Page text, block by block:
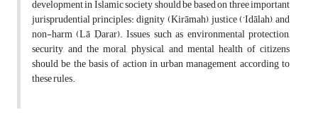
development in Islamic society should be based on three important
jurisprudential principles: dignity (Kirāmah), justice (’Idālah), and
non-harm (Lā Ḍarar). Issues such as environmental protection,
security, and the moral, physical, and mental health of citizens
should be the basis of action in urban management according to
these rules.